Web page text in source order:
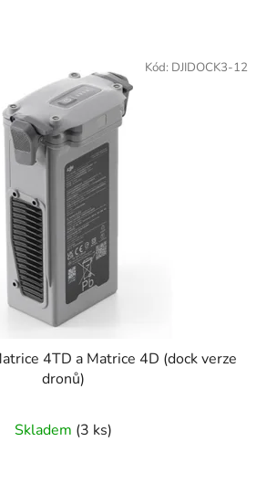
4TD a Matrice 4D (dock verze
dronů)
Skladem (3 ks)
Kód: DJIDOCK3-12